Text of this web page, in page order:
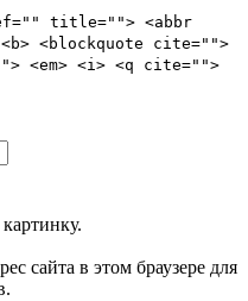
title=""> <abbr
<blockquote cite="">
<em> <i> <q cite="">
сайта в этом браузере для